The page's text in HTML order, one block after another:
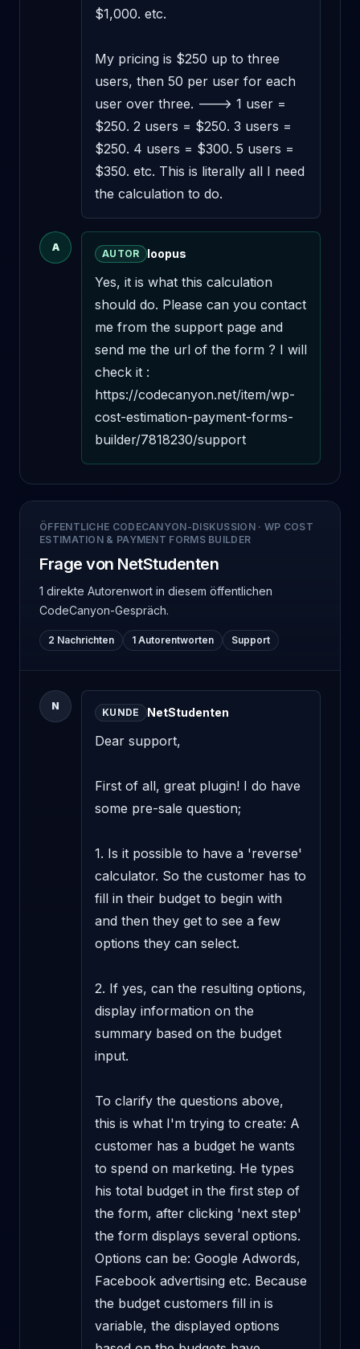
$1,000. etc.
My pricing is $250 up to three
users, then 50 per user for each
user over three. ---> 1 user =
$250. 2 users = $250. 3 users =
$250. 4 users = $300. 5 users =
$350. etc. This is literally all I need
the calculation to do.
A
AUTOR loopus
Yes, it is what this calculation
should do. Please can you contact
me from the support page and
send me the url of the form ? I will
check it :
https://codecanyon.net/item/wp-
cost-estimation-payment-forms-
builder/7818230/support
ÖFFENTLICHE CODECANYON-DISKUSSION· WP COST
ESTIMATION & PAYMENT FORMS BUILDER
Frage von NetStudenten
1 direkte Autorenwort in diesem öffentlichen
CodeCanyon-Gespräch.
2 Nachrichten 1 Autorentworten Support
N
KUNDE NetStudenten
Dear support,
First of all, great plugin! I do have
some pre-sale question;
1. Is it possible to have a 'reverse'
calculator. So the customer has to
fill in their budget to begin with
and then they get to see a few
options they can select.
2. If yes, can the resulting options,
display information on the
summary based on the budget
input.
To clarify the questions above,
this is what I'm trying to create: A
customer has a budget he wants
to spend on marketing. He types
his total budget in the first step of
the form, after clicking 'next step'
the form displays several options.
Options can be: Google Adwords,
Facebook advertising etc. Because
the budget customers fill in is
variable, the displayed options